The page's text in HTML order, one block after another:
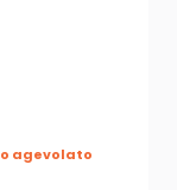
agevolato